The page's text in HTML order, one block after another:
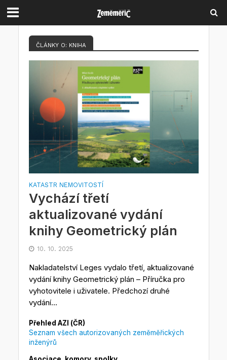
ČLÁNKY O: KNIHA
KATASTR NEMOVITOSTÍ
Vychází třetí
aktualizované vydání
knihy Geometrický plán
10. 10. 2025
Nakladatelství Leges vydalo třetí, aktualizované
vydání knihy Geometrický plán – Příručka pro
vyhotovitele i uživatele. Předchozí druhé
vydání...
Přehled AZI (ČR)
Seznam všech autorizovaných zeměměřických
inženýrů